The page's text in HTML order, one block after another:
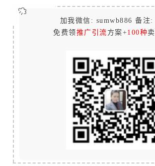
加我微信: sumwb886 备注:
免费领 推广引流 方案+100种